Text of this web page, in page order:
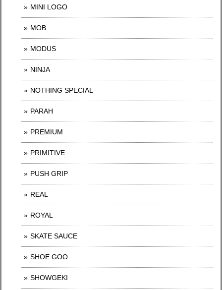
MINI LOGO
MOB
MODUS
NINJA
NOTHING SPECIAL
PARAH
PREMIUM
PRIMITIVE
PUSH GRIP
REAL
ROYAL
SKATE SAUCE
SHOE GOO
SHOWGEKI